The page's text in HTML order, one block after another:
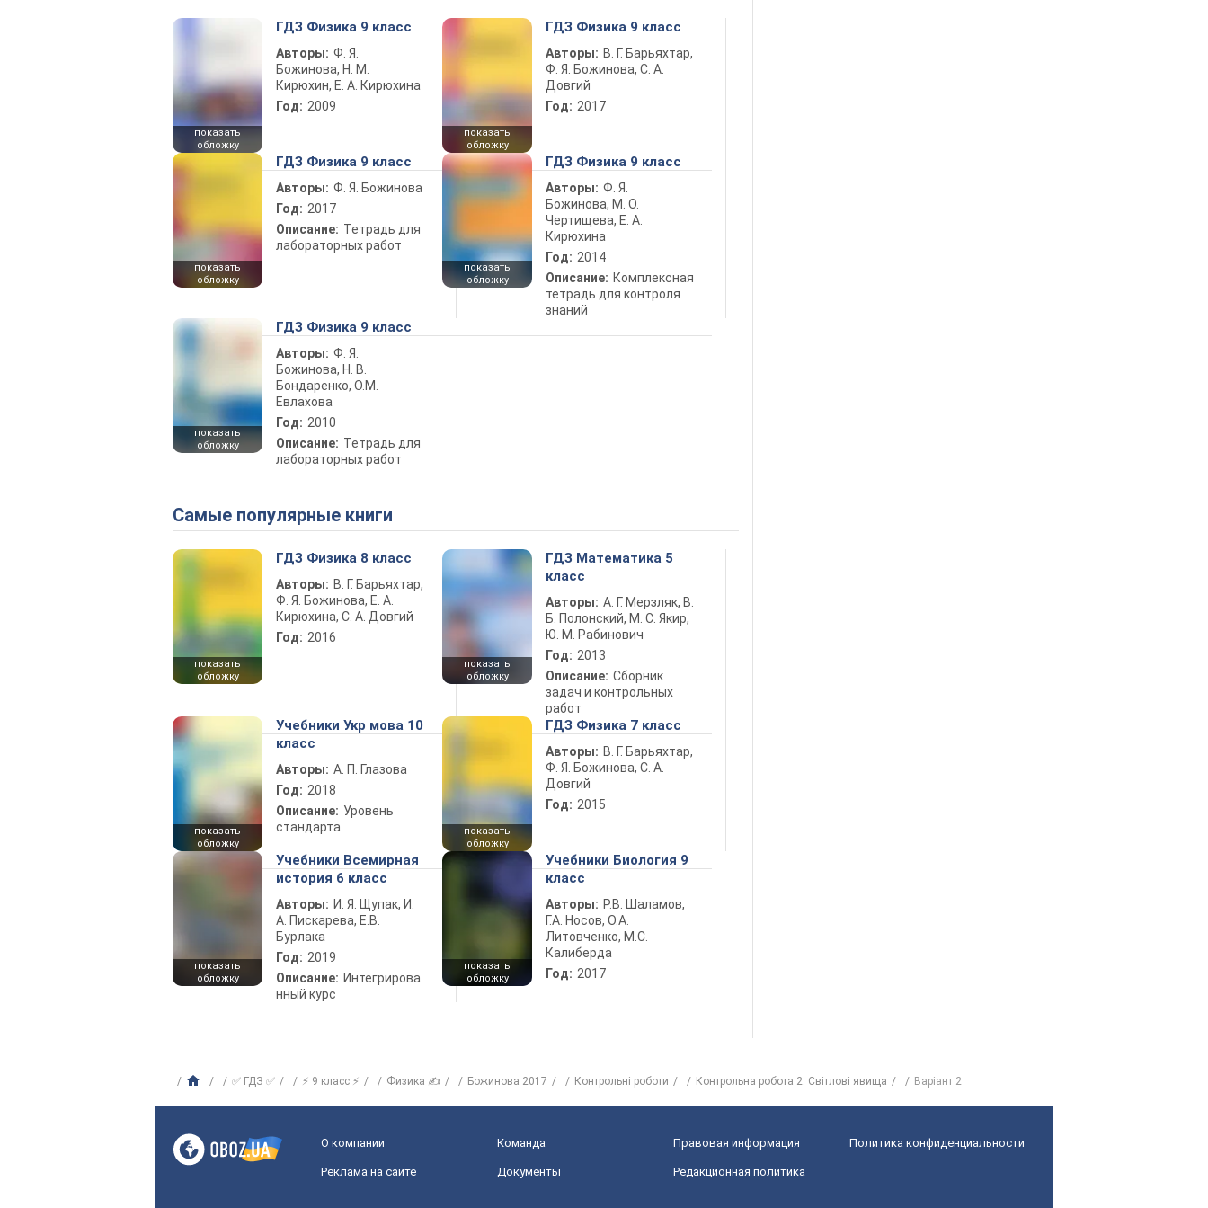
показать
обложку
ГДЗ Физика 9 класс
Авторы: Ф. Я.
Божинова, Н. М.
Кирюхин, Е. А. Кирюхина
Год: 2009
показать
обложку
ГДЗ Физика 9 класс
Авторы: В. Г. Барьяхтар,
Ф. Я. Божинова, С. А.
Довгий
Год: 2017
показать
обложку
ГДЗ Физика 9 класс
Авторы: Ф. Я. Божинова
Год: 2017
Описание: Тетрадь для
лабораторных работ
показать
обложку
ГДЗ Физика 9 класс
Авторы: Ф. Я.
Божинова, М. О.
Чертищева, Е. А.
Кирюхина
Год: 2014
Описание: Комплексная
тетрадь для контроля
знаний
показать
обложку
ГДЗ Физика 9 класс
Авторы: Ф. Я.
Божинова, Н. В.
Бондаренко, О.М.
Евлахова
Год: 2010
Описание: Тетрадь для
лабораторных работ
Самые популярные книги
показать
обложку
ГДЗ Физика 8 класс
Авторы: В. Г. Барьяхтар,
Ф. Я. Божинова, Е. А.
Кирюхина, С. А. Довгий
Год: 2016
показать
обложку
ГДЗ Математика 5
класс
Авторы: А. Г. Мерзляк, В.
Б. Полонский, М. С. Якир,
Ю. М. Рабинович
Год: 2013
Описание: Сборник
задач и контрольных
работ
показать
обложку
Учебники Укр мова 10
класс
Авторы: А. П. Глазова
Год: 2018
Описание: Уровень
стандарта
показать
обложку
ГДЗ Физика 7 класс
Авторы: В. Г. Барьяхтар,
Ф. Я. Божинова, С. А.
Довгий
Год: 2015
показать
обложку
Учебники Всемирная
история 6 класс
Авторы: И. Я. Щупак, И.
А. Пискарева, Е.В.
Бурлака
Год: 2019
Описание: Интегрирова
нный курс
показать
обложку
Учебники Биология 9
класс
Авторы: Р.В. Шаламов,
Г.А. Носов, О.А.
Литовченко, М.С.
Калиберда
Год: 2017
✅ ГДЗ ✅ ⚡ 9 класс ⚡ Физика ✍ Божинова 2017 Контрольні роботи Контрольна робота 2. Світлові явища Варіант 2
О компании Команда Правовая информация Политика конфиденциальности
Реклама на сайте Документы Редакционная политика